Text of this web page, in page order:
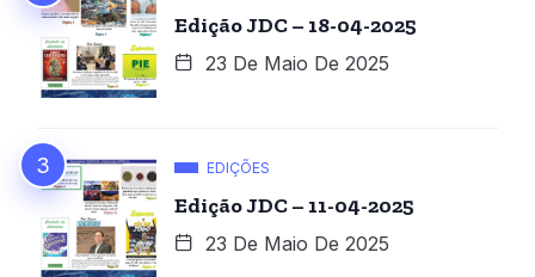
Edição JDC – 18-04-2025
23 De Maio De 2025
EDIÇÕES
Edição JDC – 11-04-2025
23 De Maio De 2025